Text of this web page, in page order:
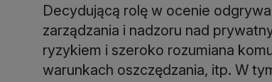
Decydującą rolę w ocenie
zarządzania i nadzoru nad
ryzykiem i szeroko rozumiana
warunkach oszczędzania, itp. W